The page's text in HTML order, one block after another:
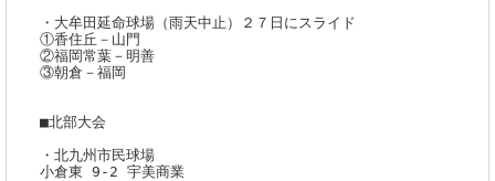
・大牟田延命球場（雨天中止）２７日にスライド
①香住丘－山門
②福岡常葉－明善
③朝倉－福岡
■北部大会
・北九州市民球場
小倉東 9-2 宇美商業